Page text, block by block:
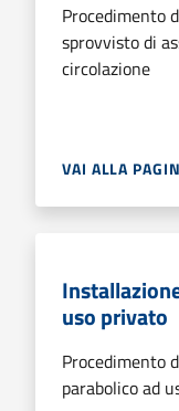
Procedimento
sprovvisto di
circolazione
VAI ALLA
uso privato
Procedimento
parabolico ad